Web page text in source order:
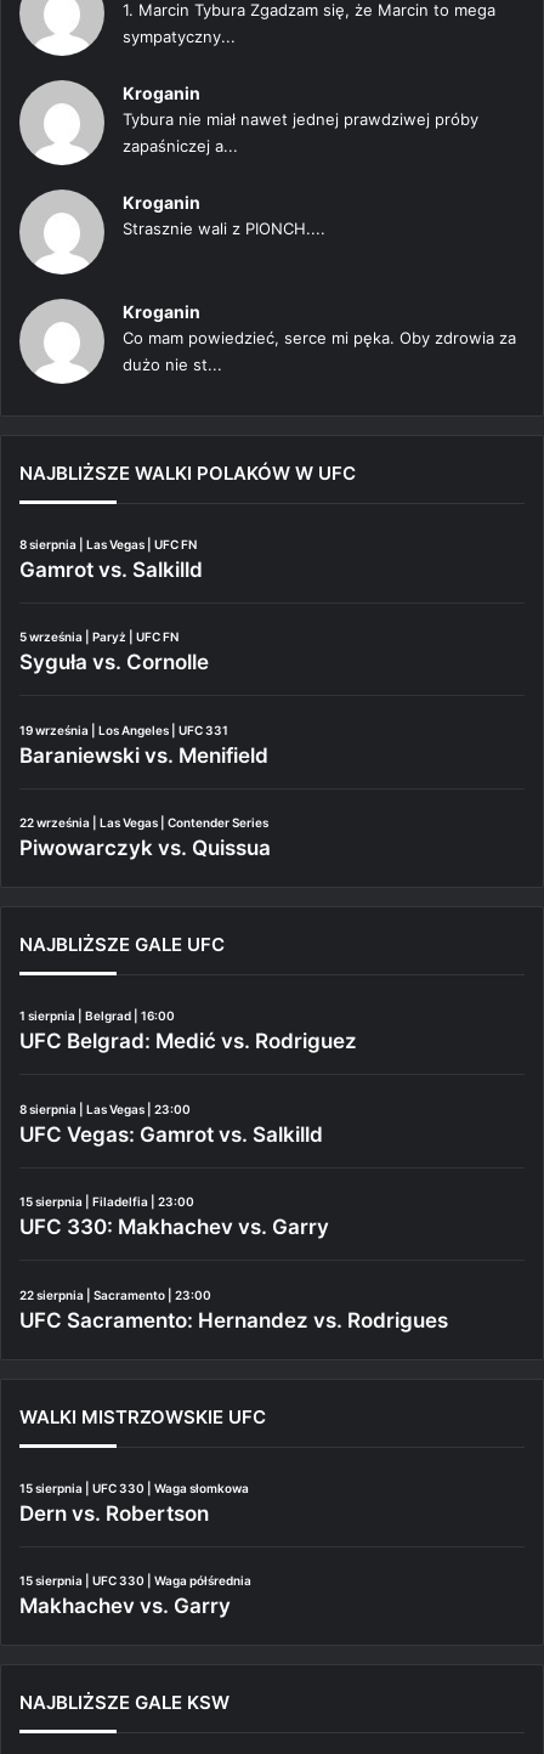
1. Marcin Tybura Zgadzam się, że Marcin to mega
sympatyczny...
Kroganin
Tybura nie miał nawet jednej prawdziwej próby
zapaśniczej a...
Kroganin
Strasznie wali z PIONCH....
Kroganin
Co mam powiedzieć, serce mi pęka. Oby zdrowia za
dużo nie st...
NAJBLIŻSZE WALKI POLAKÓW W UFC
8 sierpnia | Las Vegas | UFC FN
Gamrot vs. Salkilld
5 września | Paryż | UFC FN
Syguła vs. Cornolle
19 września | Los Angeles | UFC 331
Baraniewski vs. Menifield
22 września | Las Vegas | Contender Series
Piwowarczyk vs. Quissua
NAJBLIŻSZE GALE UFC
1 sierpnia | Belgrad | 16:00
UFC Belgrad: Medić vs. Rodriguez
8 sierpnia | Las Vegas | 23:00
UFC Vegas: Gamrot vs. Salkilld
15 sierpnia | Filadelfia | 23:00
UFC 330: Makhachev vs. Garry
22 sierpnia | Sacramento | 23:00
UFC Sacramento: Hernandez vs. Rodrigues
WALKI MISTRZOWSKIE UFC
15 sierpnia | UFC 330 | Waga słomkowa
Dern vs. Robertson
15 sierpnia | UFC 330 | Waga półśrednia
Makhachev vs. Garry
NAJBLIŻSZE GALE KSW